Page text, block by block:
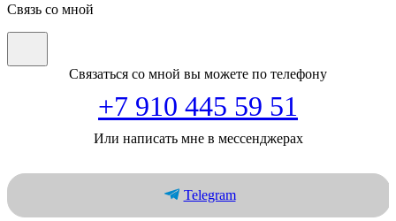
Связь со мной
Связаться со мной вы можете по телефону
+7 910 445 59 51
Или написать мне в мессенджерах
Telegram